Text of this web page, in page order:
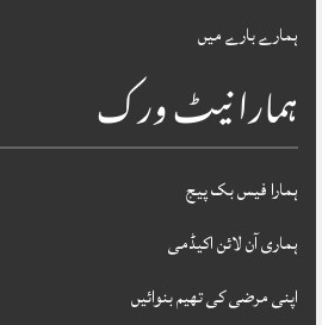
ہمارے بارے میں
ہمارا نیٹ ورک
ہمارا فیس بک پیج
ہماری آن لائن اکیڈمی
اپنی مرضی کی تھیم بنوائیں